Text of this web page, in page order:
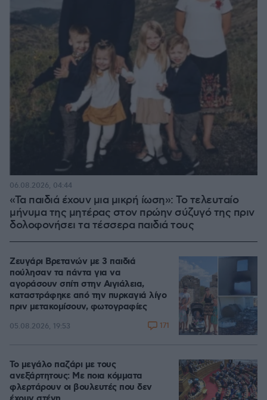
«Τα παιδιά έχουν μια μικρή ίωση»: Το τελευταίο
μήνυμα της μητέρας στον πρώην σύζυγό της πριν
δολοφονήσει τα τέσσερα παιδιά τους
06.08.2026, 04:44
Ζευγάρι Βρετανών με 3 παιδιά
πούλησαν τα πάντα για να
αγοράσουν σπίτι στην Αιγιάλεια,
καταστράφηκε από την πυρκαγιά λίγο
πριν μετακομίσουν, φωτογραφίες
05.08.2026, 19:53 171
Το μεγάλο παζάρι με τους
ανεξάρτητους: Με ποια κόμματα
φλερτάρουν οι βουλευτές που δεν